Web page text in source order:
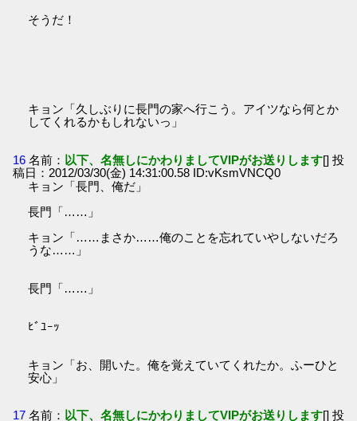
そうだ！
キョン「久しぶりに長門の家へ行こう。アイツなら何とか
してくれるかもしれないっ」
16 名前： 以下、名無しにかわりましてVIPがお送りします[] 投
稿日：2012/03/30(金) 14:31:00.58 ID:vKsmVNCQ0
キョン「長門、俺だ」
長門「……」
キョン「……まさか……俺のことを忘れていやしないだろ
うな……」
長門「……」
ﾋﾞﾕｰｯ
キョン「お、開いた。俺を覚えていてくれたか。ふーひと
安心」
17 名前： 以下、名無しにかわりましてVIPがお送りします[] 投